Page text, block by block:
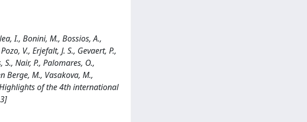
I., Bonini, M., Bossios, A.,
V., Erjefalt, J. S., Gevaert, P.,
Nair, P., Palomares, O.,
Berge, M., Vasakova, M.,
of the 4th international